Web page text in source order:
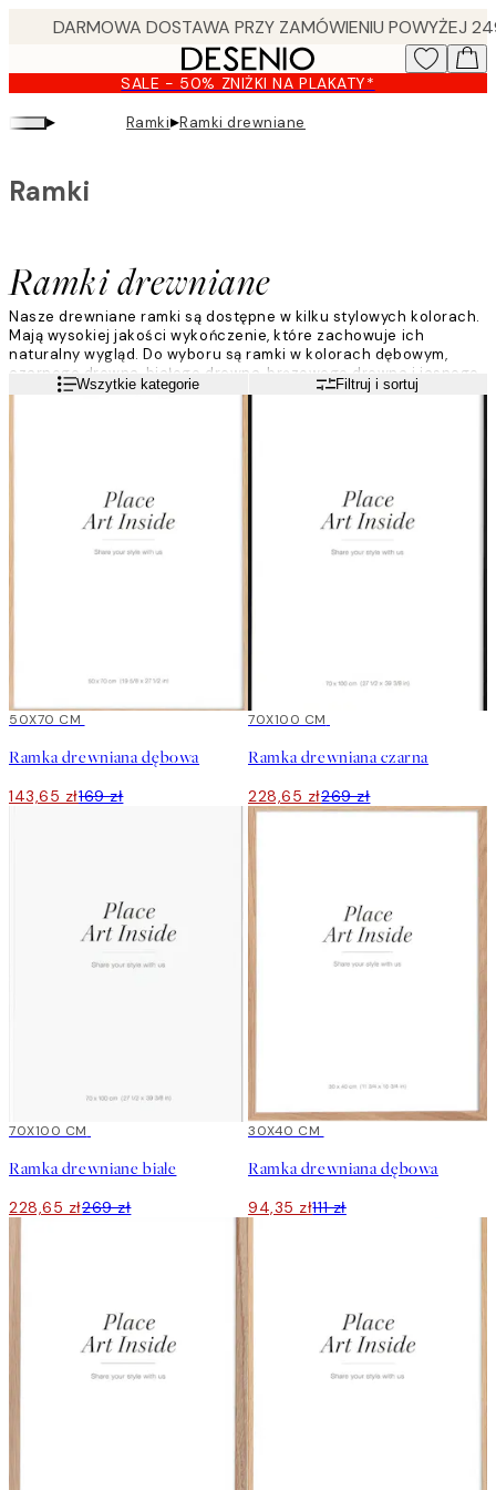
content.
SALE - 50% ZNIŻKI NA PLAKATY*
▸ Ramki▸Ramki drewniane
Ramki drewniane
Ramki
Nasze drewniane ramki są dostępne w kilku stylowych kolorach.
Mają wysokiej jakości wykończenie, które zachowuje ich
naturalny wygląd. Do wyboru są ramki w kolorach dębowym,
czarnego drewna, białego drewna, brązowego drewna i jasnego
drewna. Wszystkie mają smukły, wąski profil. Nasze drewniane
Czytaj więcejWszytkie kategorie Filtruj i sortuj
15%*
50X70 CM
Ramka drewniana dębowa
143,65 zł169 zł
15%*
70X100 CM
Ramka drewniana czarna
228,65 zł269 zł
15%*
70X100 CM
Ramka drewniane białe
228,65 zł269 zł
15%*
30X40 CM
Ramka drewniana dębowa
94,35 zł111 zł